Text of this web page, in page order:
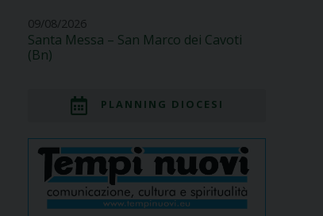
09/08/2026
Santa Messa – San Marco dei Cavoti
(Bn)
PLANNING DIOCESI